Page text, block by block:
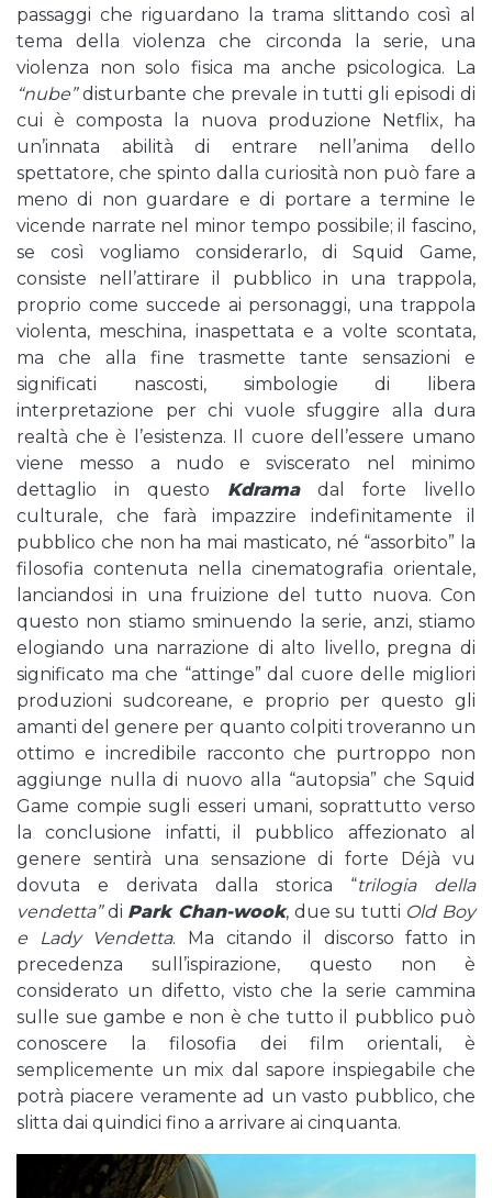
passaggi che riguardano la trama slittando così al
tema della violenza che circonda la serie, una
violenza non solo fisica ma anche psicologica. La
“nube”disturbante che prevale in tutti gli episodi di
cui è composta la nuova produzione Netflix, ha
un’innata abilità di entrare nell’anima dello
spettatore, che spinto dalla curiosità non può fare a
meno di non guardare e di portare a termine le
vicende narrate nel minor tempo possibile; il fascino,
se così vogliamo considerarlo, di Squid Game,
consiste nell’attirare il pubblico in una trappola,
proprio come succede ai personaggi, una trappola
violenta, meschina, inaspettata e a volte scontata,
ma che alla fine trasmette tante sensazioni e
significati nascosti, simbologie di libera
interpretazione per chi vuole sfuggire alla dura
realtà che è l’esistenza. Il cuore dell’essere umano
viene messo a nudo e sviscerato nel minimo
dettaglio in questo Kdramadal forte livello
culturale, che farà impazzire indefinitamente il
pubblico che non ha mai masticato, né “assorbito” la
filosofia contenuta nella cinematografia orientale,
lanciandosi in una fruizione del tutto nuova. Con
questo non stiamo sminuendo la serie, anzi, stiamo
elogiando una narrazione di alto livello, pregna di
significato ma che “attinge” dal cuore delle migliori
produzioni sudcoreane, e proprio per questo gli
amanti del genere per quanto colpiti troveranno un
ottimo e incredibile racconto che purtroppo non
aggiunge nulla di nuovo alla “autopsia” che Squid
Game compie sugli esseri umani, soprattutto verso
la conclusione infatti, il pubblico affezionato al
genere sentirà una sensazione di forte Déjà vu
dovuta e derivata dalla storica “trilogia della
vendetta”di Park Chan-wook, due su tutti Old Boy
e Lady Vendetta. Ma citando il discorso fatto in
precedenza sull’ispirazione, questo non è
considerato un difetto, visto che la serie cammina
sulle sue gambe e non è che tutto il pubblico può
conoscere la filosofia dei film orientali, è
semplicemente un mix dal sapore inspiegabile che
potrà piacere veramente ad un vasto pubblico, che
slitta dai quindici fino a arrivare ai cinquanta.